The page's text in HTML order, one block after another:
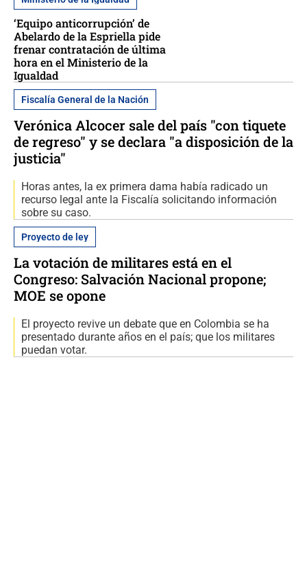
‘Equipo anticorrupción’ de
Abelardo de la Espriella pide
frenar contratación de última
hora en el Ministerio de la
Igualdad
Fiscalía General de la Nación
Verónica Alcocer sale del país "con tiquete
de regreso" y se declara "a disposición de la
justicia"
Horas antes, la ex primera dama había radicado un
recurso legal ante la Fiscalía solicitando información
sobre su caso.
Proyecto de ley
La votación de militares está en el
Congreso: Salvación Nacional propone;
MOE se opone
El proyecto revive un debate que en Colombia se ha
presentado durante años en el país; que los militares
puedan votar.